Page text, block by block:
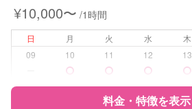
学校/塾の補習・宿題 なし
英語
¥10,000〜 /1時間
日 月 火 水 木
09
10 11 12 13
料金・特徴を表示